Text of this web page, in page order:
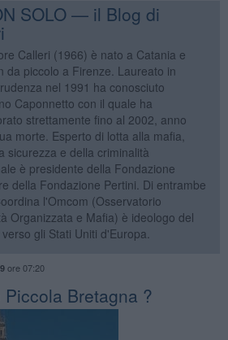
SOLO — il Blog di
Calleri (1966) è nato a Catania e
da piccolo a Firenze. Laureato in
nel 1991 ha conosciuto
Caponnetto con il quale ha
strettamente fino al 2002, anno
morte. Esperto di lotta alla mafia,
sicurezza e della criminalità
è presidente della Fondazione
della Fondazione Pertini. Di entrambe
l'Omcom (Osservatorio
Organizzata e Mafia) è ideologo del
gli Stati Uniti d'Europa.
ore 07:20
Bretagna ?